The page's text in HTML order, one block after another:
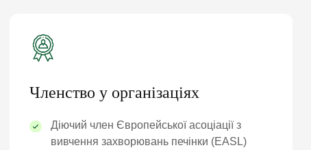
Членство у організаціях
Діючий член Європейської асоціації з
вивчення захворювань печінки (EASL)